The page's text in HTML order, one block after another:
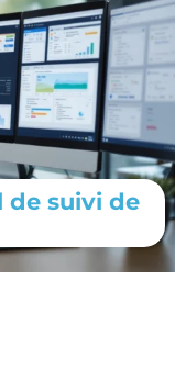
suivi de